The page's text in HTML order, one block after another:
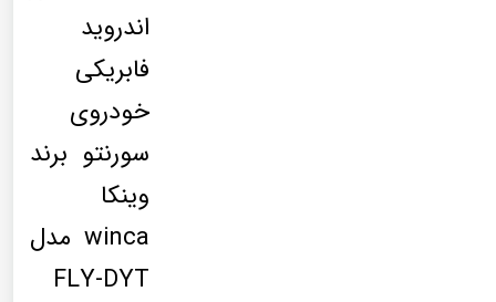
اندروید
فابریکی
خودروی
سورنتو برند
وینکا
winca مدل
FLY-DYT